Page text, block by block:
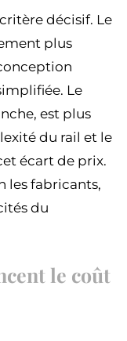
décisif. Le
plus
Le
est plus
du rail et le
écart de prix.
les fabricants,
du
le coût